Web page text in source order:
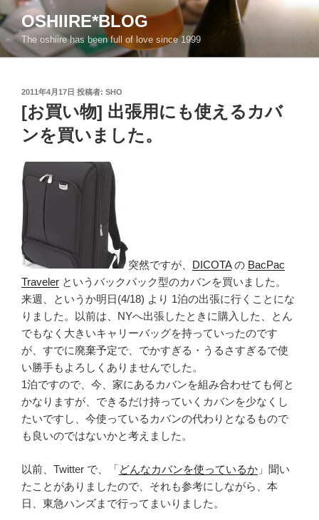
ン
テ
ン
OSHIIRE*BLOG
The oshiire has been full of love since 1999
投
稿
日:
2011年4月17日 投稿者: SHO
[お買い物] 出張用にも使えるカバ
ンを買いました。
突然ですが、 DICOTAの BacPac
Traveler というバックパック型のカバンを買いました。
来週、というか明日(4/18) より 1泊の出張に行くことにな
りました。以前は、NYへ出張したときに購入した、とん
でもなく大きいキャリーバッグを持っていったのです
が、すでに廃棄予定で、でかすぎる・うるさすぎるで使
い勝手もよろしくありませんでした。
1泊ですので、今、家にあるカバンを組み合わせても何と
かなりますが、できるだけ持っていくカバンを少なくし
たいですし、今使っているカバンの代わりとなるもので
も良いのではないかと考えました。
以前、Twitter で、「どんなカバンを使っているか 」聞い
たことがありましたので、それも参考にしながら、本
日、東急ハンズまで行ってまいりました。